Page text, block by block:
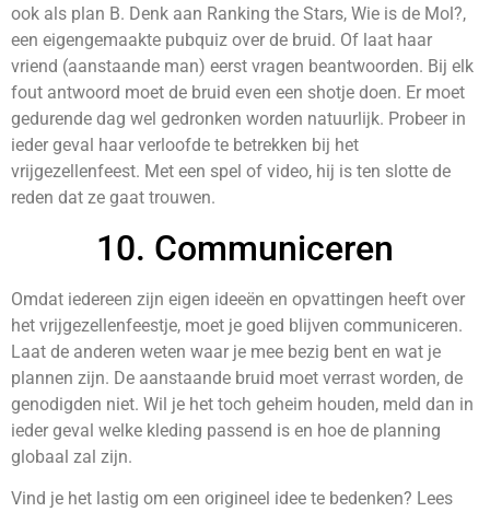
ook als plan B. Denk aan Ranking the Stars, Wie is de Mol?,
een eigengemaakte pubquiz over de bruid. Of laat haar
vriend (aanstaande man) eerst vragen beantwoorden. Bij elk
fout antwoord moet de bruid even een shotje doen. Er moet
gedurende dag wel gedronken worden natuurlijk. Probeer in
ieder geval haar verloofde te betrekken bij het
vrijgezellenfeest. Met een spel of video, hij is ten slotte de
reden dat ze gaat trouwen.
10. Communiceren
Omdat iedereen zijn eigen ideeën en opvattingen heeft over
het vrijgezellenfeestje, moet je goed blijven communiceren.
Laat de anderen weten waar je mee bezig bent en wat je
plannen zijn. De aanstaande bruid moet verrast worden, de
genodigden niet. Wil je het toch geheim houden, meld dan in
ieder geval welke kleding passend is en hoe de planning
globaal zal zijn.
Vind je het lastig om een origineel idee te bedenken? Lees